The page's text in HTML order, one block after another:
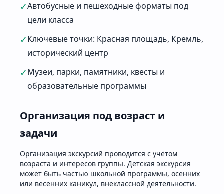
✓Автобусные и пешеходные форматы под
цели класса
✓Ключевые точки: Красная площадь, Кремль,
исторический центр
✓Музеи, парки, памятники, квесты и
образовательные программы
Организация под возраст и
задачи
Организация экскурсий проводится с учётом
возраста и интересов группы. Детская экскурсия
может быть частью школьной программы, осенних
или весенних каникул, внеклассной деятельности.